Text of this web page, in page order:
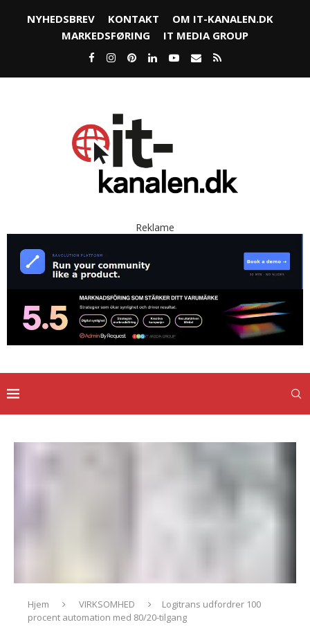
NYHEDSBREV KONTAKT
OM IT-KANALEN.DK
MARKEDSFØRING
IT MEDIA GROUP
Reklame
Hjem VIRKSOMHED
Logitrans udfordrer 100
procent automation med 80/20-tilgang